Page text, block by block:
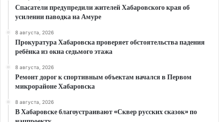
Спасатели предупредили жителей Хабаровского края об
усилении паводка на Амуре
8 августа, 2026
Прокуратура Хабаровска проверяет обстоятельства падения
ребёнка из окна седьмого этажа
8 августа, 2026
Ремонт дорог к спортивным объектам начался в Первом
микрорайоне Хабаровска
8 августа, 2026
В Хабаровске благоустраивают «Сквер русских сказок» по